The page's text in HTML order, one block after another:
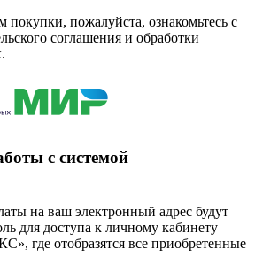
покупки, пожалуйста, ознакомьтесь с
соглашения и обработки
с системой
на ваш электронный адрес будут
для доступа к личному кабинету
где отобразятся все приобретенные